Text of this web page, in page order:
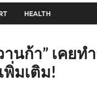
HEALTH
นก้า” เคยท
พิ่มเติม!